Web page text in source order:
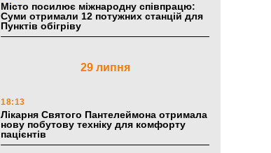
Місто посилює міжнародну співпрацю:
Суми отримали 12 потужних станцій для
Пунктів обігріву
29 липня
18:13
Лікарня Святого Пантелеймона отримала
нову побутову техніку для комфорту
пацієнтів